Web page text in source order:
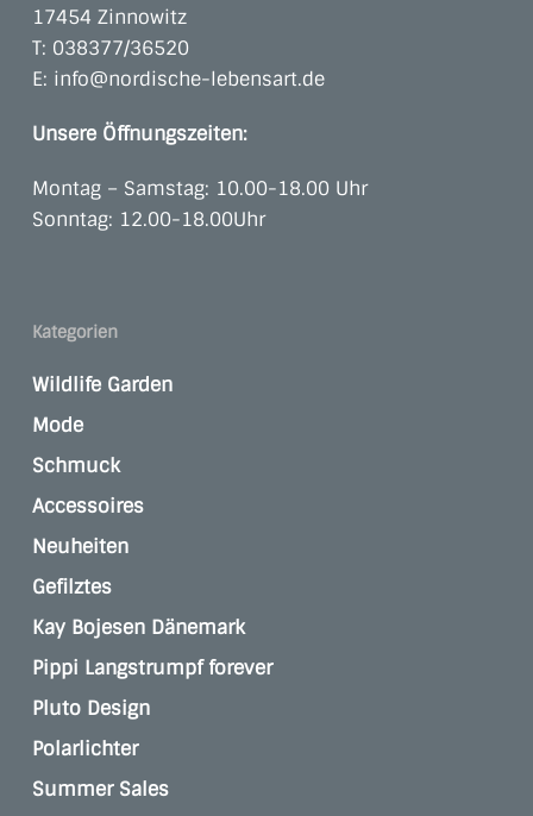
17454 Zinnowitz
T: 038377/36520
E: info@nordische-lebensart.de
Unsere Öffnungszeiten:
Montag – Samstag: 10.00-18.00 Uhr
Sonntag: 12.00-18.00Uhr
Kategorien
Wildlife Garden
Mode
Schmuck
Accessoires
Neuheiten
Gefilztes
Kay Bojesen Dänemark
Pippi Langstrumpf forever
Pluto Design
Polarlichter
Summer Sales